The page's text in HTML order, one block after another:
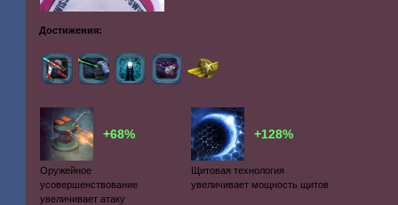
Достижения:
+68%
Оружейное
усовершенствование
увеличивает атаку
+128%
Щитовая технология
увеличивает мощность щитов